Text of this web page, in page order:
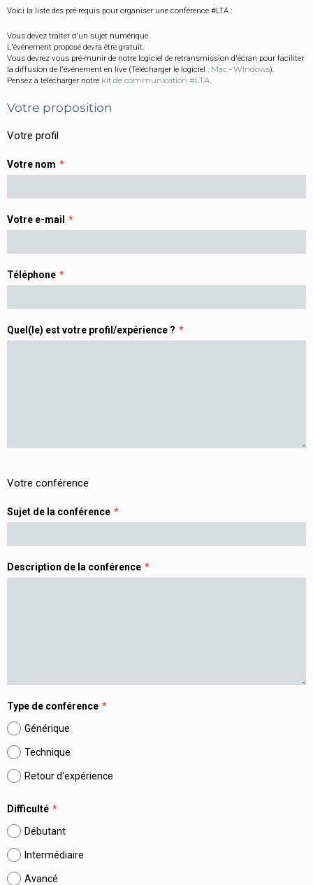
Voici la liste des pré-requis pour organiser une conférence #LTA :
Vous devez traiter d'un sujet numérique.
L'événement proposé devra être gratuit.
Vous devrez vous pré-munir de notre logiciel de retransmission d'écran pour faciliter
la diffusion de l'événement en live (Télécharger le logiciel : Mac - Windows).
Pensez à télécharger notre kit de communication #LTA.
Votre proposition
Votre profil
Votre nom
Votre e-mail
Téléphone
Quel(le) est votre profil/expérience ?
Votre conférence
Sujet de la conférence
Description de la conférence
Type de conférence
Générique
Technique
Retour d'expérience
Difficulté
Débutant
Intermédiaire
Avancé